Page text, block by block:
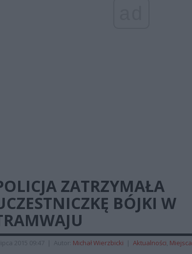
ZATRZYMAŁA
BÓJKI W
2015 09:47 | Autor: Michał Wierzbicki | Aktualności Miejsca